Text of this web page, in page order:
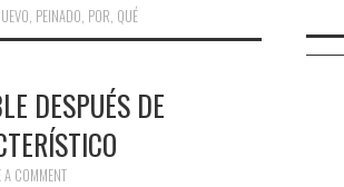
, PEINADO, POR, QUÉ
DESPUÉS DE
A COMMENT